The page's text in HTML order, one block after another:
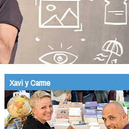
Xavi y Carme